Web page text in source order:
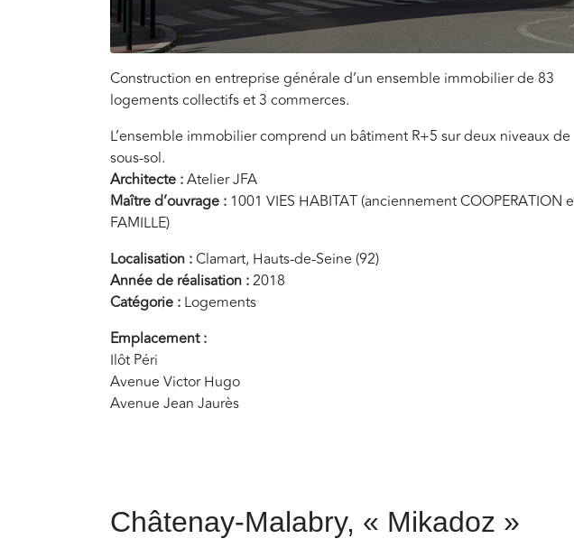
Construction en entreprise générale d’un ensemble immobilier de 83
logements collectifs et 3 commerces.
L’ensemble immobilier comprend un bâtiment R+5 sur deux niveaux de
sous-sol.
Architecte :Atelier JFA
Maître d’ouvrage : 1001 VIES HABITAT (anciennement COOPERATION
FAMILLE)
Localisation :Clamart, Hauts-de-Seine (92)
Année de réalisation :2018
Catégorie : Logements
Emplacement :
Ilôt Péri
Avenue Victor Hugo
Avenue Jean Jaurès
Châtenay-Malabry, « Mikadoz »